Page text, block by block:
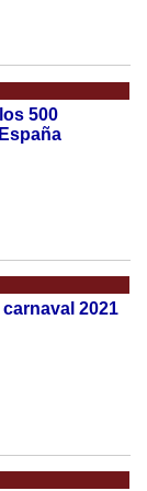
500
2021